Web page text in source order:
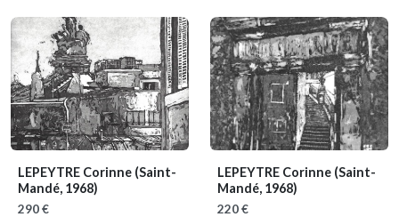
LEPEYTRE Corinne (Saint-
Mandé, 1968)
290 €
LEPEYTRE Corinne (Saint-
Mandé, 1968)
220 €